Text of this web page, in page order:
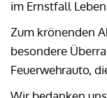
im Ernstfall
Zum krönenden
besondere
Feuerwehrauto,